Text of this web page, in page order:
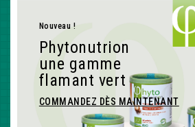
Nouveau !
Phytonutrion
une gamme
flamant vert
COMMANDEZ DÈS MAINTENANT